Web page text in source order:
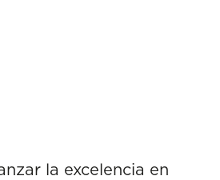
la excelencia en